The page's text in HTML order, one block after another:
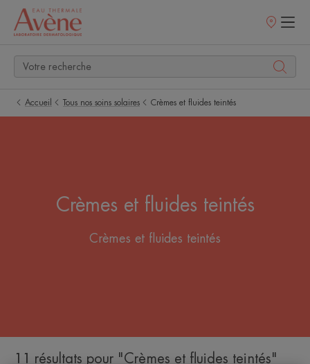
Points
Accueil Tous nos soins solaires Crèmes et fluides teintés
Crèmes et fluides teintés
Crèmes et fluides teintés
11 résultats pour "Crèmes et fluides teintés"